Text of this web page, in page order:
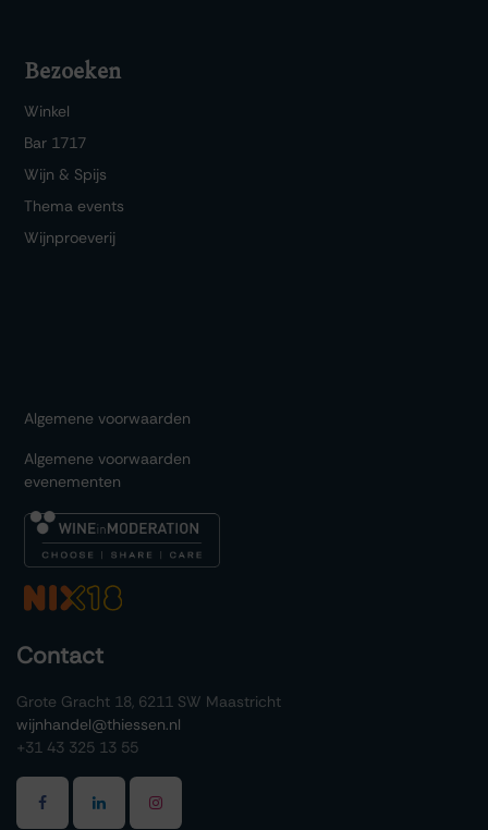
Bezoeken
Winkel
Bar 1717
Wijn & Spijs
Thema events
Wijnproeverij
Algemene voorwaarden
Algemene voorwaarden
evenementen
Contact
Grote Gracht 18, 6211 SW Maastricht
wijnhandel@thiessen.nl
+31 43 325 13 55